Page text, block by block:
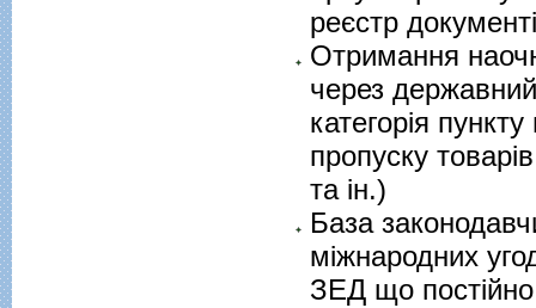
реєстр
Отримання
через
категорія
пропуску
та ін.)
База
міжнародних
ЗЕД що